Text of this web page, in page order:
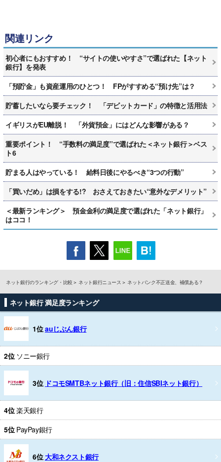
関連リンク
初心者にもおすすめ！ “サイトの使いやすさ”で選ばれた【ネット
銀行】を発表
「預貯金」も資産運用のひとつ！ FPがすすめる“預け先”は？
貯蓄したいなら要チェック！ 「デビットカード」の特徴と活用法
イギリスがEU離脱！ 「外貨預金」にはどんな影響がある？
重要ポイント！ “手数料の満足度”で選ばれた＜ネット銀行＞ベス
ト6
貯まる人はやっている！ 給料日後にやるべき“3つの行動”
「買いだめ」は損をする!? おさえておきたい“意外なデメリット”
＜最新ランキング＞ 預金金利の満足度で選ばれた「ネット銀行」
はココ！
ネット銀行のランキング・比較 ネット銀行ニュース ネットバンク不正送金、補償ある？
ネット銀行 満足度ランキング
1位auじぶん銀行
2位 ソニー銀行
3位 ドコモSMTBネット銀行（旧：住信SBIネット銀行）
4位楽天銀行
5位 PayPay銀行
6位 大和ネクスト銀行